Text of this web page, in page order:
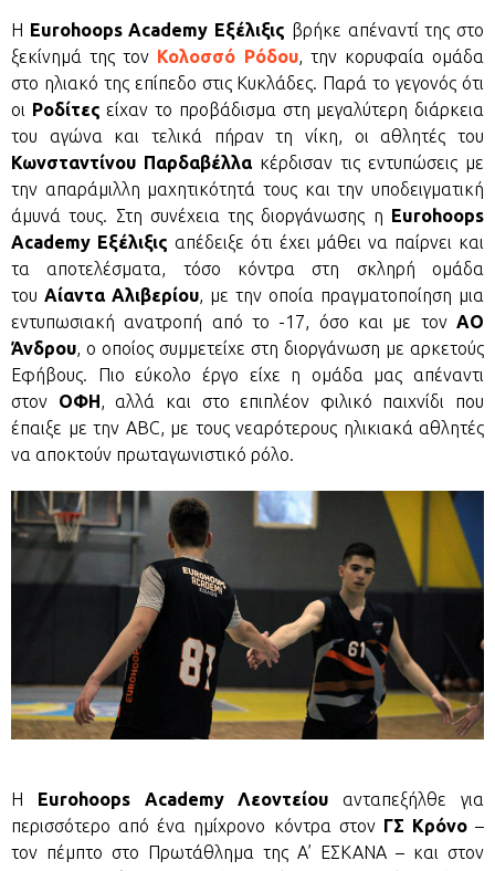
Η Eurohoops Academy Εξέλιξις βρήκε απέναντί της στο
ξεκίνημά της τον Κολοσσό Ρόδου, την κορυφαία ομάδα
στο ηλιακό της επίπεδο στις Κυκλάδες. Παρά το γεγονός ότι
οι Ροδίτες είχαν το προβάδισμα στη μεγαλύτερη διάρκεια
του αγώνα και τελικά πήραν τη νίκη, οι αθλητές του
Κωνσταντίνου Παρδαβέλλακέρδισαν τις εντυπώσεις με
την απαράμιλλη μαχητικότητά τους και την υποδειγματική
άμυνά τους. Στη συνέχεια της διοργάνωσης η Eurohoops
Academy Εξέλιξις απέδειξε ότι έχει μάθει να παίρνει και
τα αποτελέσματα, τόσο κόντρα στη σκληρή ομάδα
του Αίαντα Αλιβερίου, με την οποία πραγματοποίηση μια
εντυπωσιακή ανατροπή από το -17, όσο και με τον ΑΟ
Άνδρου, ο οποίος συμμετείχε στη διοργάνωση με αρκετούς
Εφήβους. Πιο εύκολο έργο είχε η ομάδα μας απέναντι
στον ΟΦΗ, αλλά και στο επιπλέον φιλικό παιχνίδι που
έπαιξε με την ABC, με τους νεαρότερους ηλικιακά αθλητές
να αποκτούν πρωταγωνιστικό ρόλο.
Η Eurohoops Academy Λεοντείου ανταπεξήλθε για
περισσότερο από ένα ημίχρονο κόντρα στον ΓΣ Κρόνο–
τον πέμπτο στο Πρωτάθλημα της Α’ ΕΣΚΑΝΑ – και στον